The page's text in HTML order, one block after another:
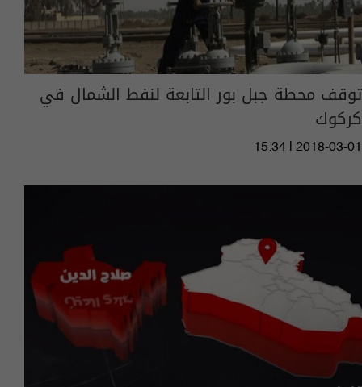
توقف محطة جبل بور التابعة لنفط الشمال في
كركوك
15:34 | 2018-03-01